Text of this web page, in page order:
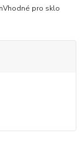
pro sklo